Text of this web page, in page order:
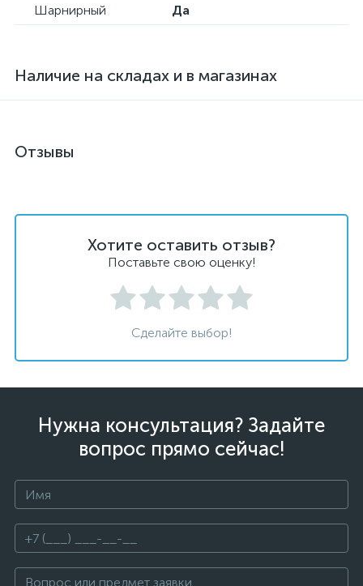
Шарнирный Да
Наличие на складах и в магазинах
Отзывы
Хотите оставить отзыв?
Поставьте свою оценку!
Сделайте выбор!
Нужна консультация? Задайте
вопрос прямо сейчас!